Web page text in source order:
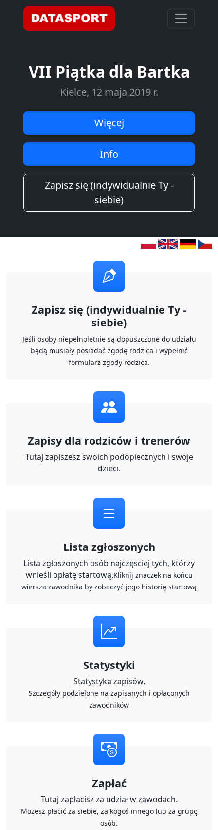
VII Piątka dla Bartka
Kielce, 12 maja 2019 r.
Więcej
Info
Zapisz się (indywidualnie Ty -
siebie)
Zapisz się (indywidualnie Ty -
siebie)
Jeśli osoby niepełnoletnie są dopuszczone do udziału
będą musiały posiadać zgodę rodzica i wypełnić
formularz zgody rodzica.
Zapisy dla rodziców i trenerów
Tutaj zapiszesz swoich podopiecznych i swoje
dzieci.
Lista zgłoszonych
Lista zgłoszonych osób najczęsciej tych, którzy
wnieśli opłatę startową.Kliknij znaczek na końcu
wiersza zawodnika by zobaczyć jego historię startową
Statystyki
Statystyka zapisów.
Szczegóły podzielone na zapisanych i opłaconych
zawodników
Zapłać
Tutaj zapłacisz za udział w zawodach.
Możesz płacić za siebie, za kogoś innego lub za grupę
osób.